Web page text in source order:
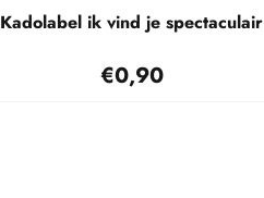
Kadolabel ik vind je spectaculair
Prijs: 0,90
€0,90